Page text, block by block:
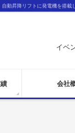
昇降リフトに発電機を搭載
イベ
会社